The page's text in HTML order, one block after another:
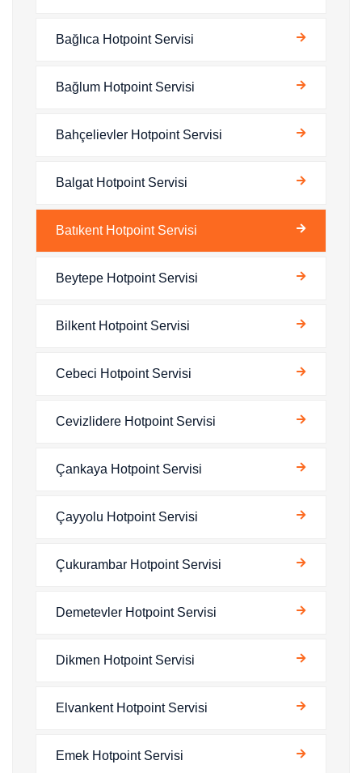
Bağlıca Hotpoint Servisi
Bağlum Hotpoint Servisi
Bahçelievler Hotpoint Servisi
Balgat Hotpoint Servisi
Batıkent Hotpoint Servisi
Beytepe Hotpoint Servisi
Bilkent Hotpoint Servisi
Cebeci Hotpoint Servisi
Cevizlidere Hotpoint Servisi
Çankaya Hotpoint Servisi
Çayyolu Hotpoint Servisi
Çukurambar Hotpoint Servisi
Demetevler Hotpoint Servisi
Dikmen Hotpoint Servisi
Elvankent Hotpoint Servisi
Emek Hotpoint Servisi